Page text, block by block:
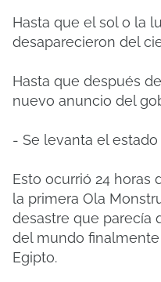
Hasta que el sol o la
desaparecieron del
Hasta que después
nuevo anuncio del
- Se levanta el
Esto ocurrió 24 horas
la primera Ola
desastre que parecía
del mundo
Egipto.